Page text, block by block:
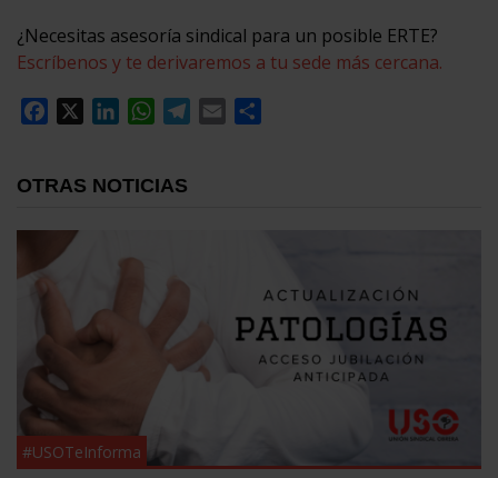
¿Necesitas asesoría sindical para un posible ERTE?
Escríbenos y te derivaremos a tu sede más cercana.
Facebook
LinkedInWhatsApp
Telegram
Email
OTRAS NOTICIAS
#USOTeInforma